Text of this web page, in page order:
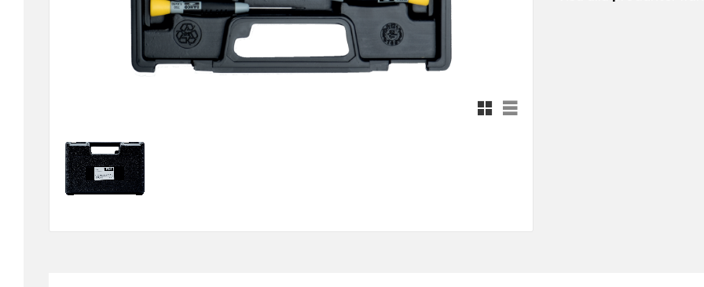
Rutnätsvy
Listvy